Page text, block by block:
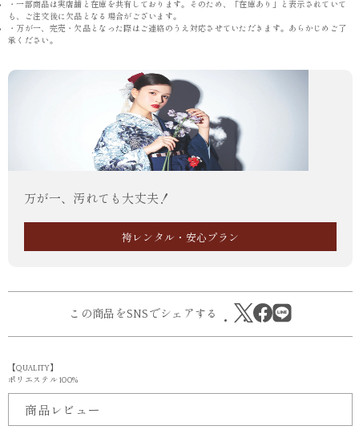
・一部商品は実店舗と在庫を共有しております。そのため、「在庫あり」と表示されていて
も、ご注文後に欠品となる場合がございます。
・万が一、完売・欠品となった際はご連絡のうえ対応させていただきます。あらかじめご了
承ください。
万が一、汚れても大丈夫！
袴レンタル・安心プラン
この商品をSNSでシェアする
【QUALITY】
ポリエステル 100%
商品レビュー